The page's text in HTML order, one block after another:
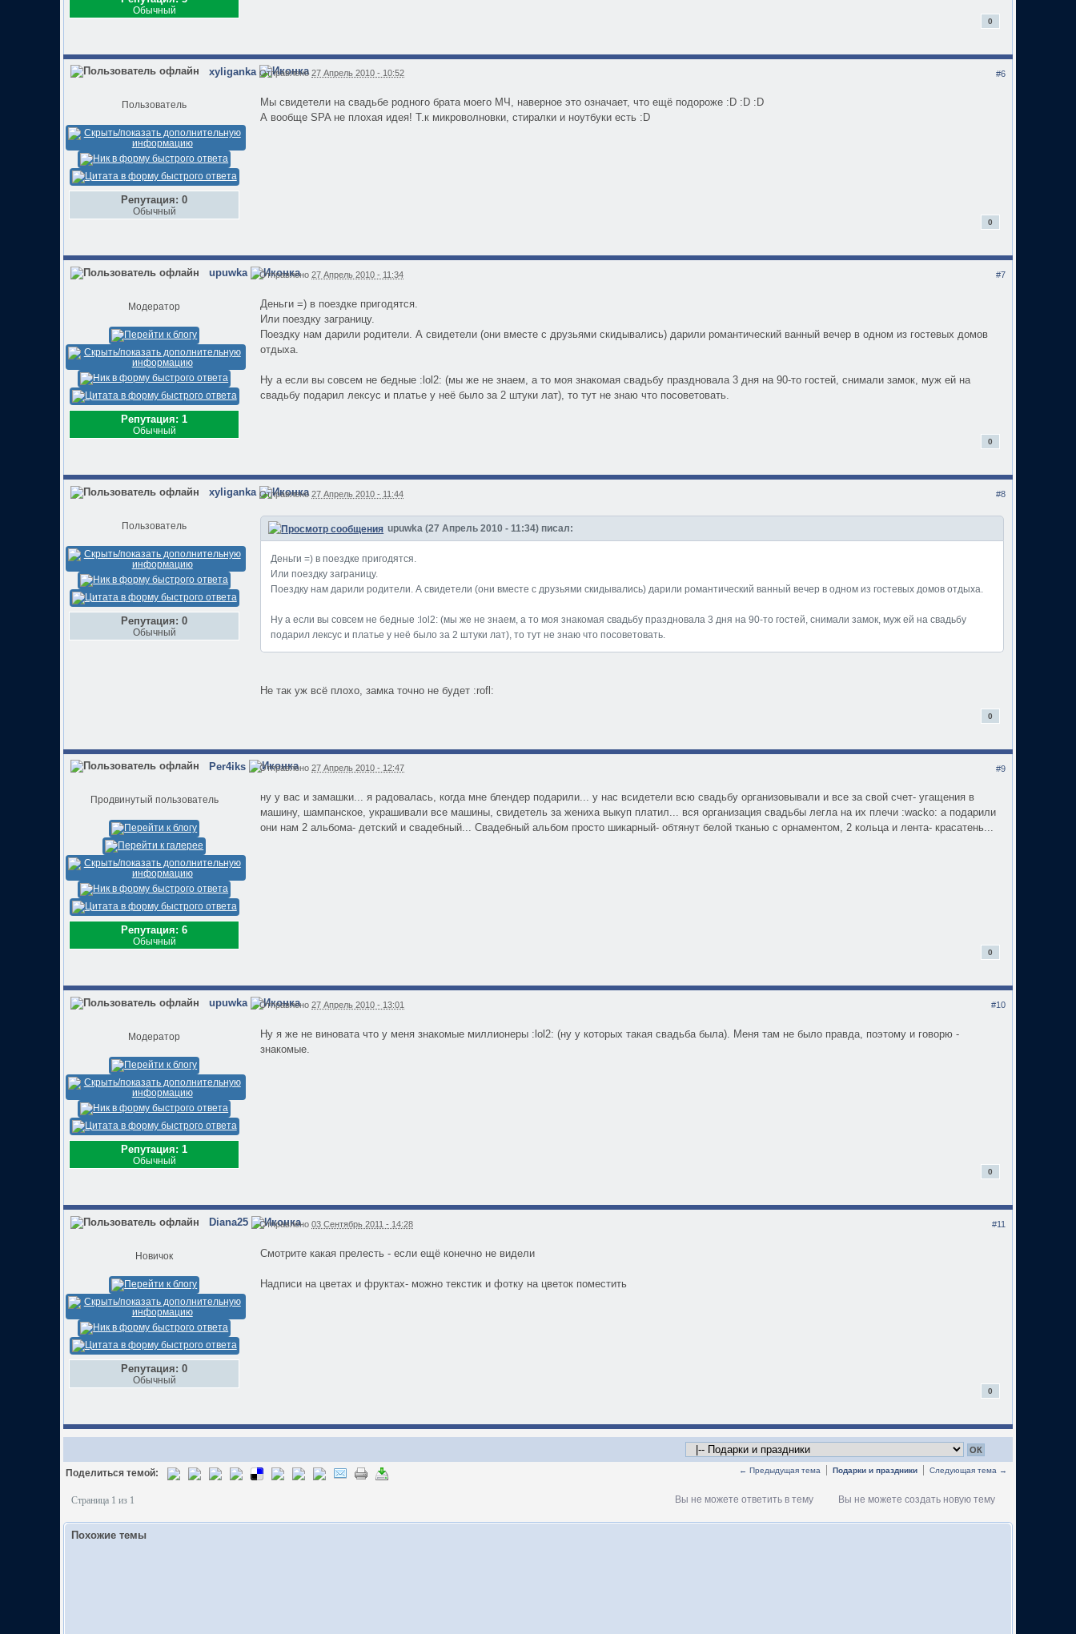
Обычный
0
#6
xyliganka
Пользователь
Репутация: 0
Обычный
Отправлено27 Апрель 2010 - 10:52
Мы свидетели на свадьбе родного брата моего МЧ, наверное это означает, что ещё подороже :D :D :D
А вообще SPA не плохая идея! Т.к микроволновки, стиралки и ноутбуки есть :D
0
#7
upuwka
Модератор
Репутация: 1
Обычный
Отправлено27 Апрель 2010 - 11:34
Деньги =) в поездке пригодятся.
Или поездку заграницу.
Поездку нам дарили родители. А свидетели (они вместе с друзьями скидывались) дарили романтический ванный вечер в одном из гостевых домов
отдыха.
Ну а если вы совсем не бедные :lol2: (мы же не знаем, а то моя знакомая свадьбу праздновала 3 дня на 90-то гостей, снимали замок, муж ей на
свадьбу подарил лексус и платье у неё было за 2 штуки лат), то тут не знаю что посоветовать.
0
#8
xyliganka
Пользователь
Репутация: 0
Обычный
Отправлено27 Апрель 2010 - 11:44
upuwka (27 Апрель 2010 - 11:34) писал:
Деньги =) в поездке пригодятся.
Или поездку заграницу.
Поездку нам дарили родители. А свидетели (они вместе с друзьями скидывались) дарили романтический ванный вечер в одном из гостевых домов отдыха.
Ну а если вы совсем не бедные :lol2: (мы же не знаем, а то моя знакомая свадьбу праздновала 3 дня на 90-то гостей, снимали замок, муж ей на свадьбу
подарил лексус и платье у неё было за 2 штуки лат), то тут не знаю что посоветовать.
Не так уж всё плохо, замка точно не будет :rofl:
0
#9
Per4iks
Продвинутый пользователь
Репутация: 6
Обычный
Отправлено27 Апрель 2010 - 12:47
ну у вас и замашки... я радовалась, когда мне блендер подарили... у нас всидетели всю свадьбу организовывали и все за свой счет- угащения в
машину, шампанское, украшивали все машины, свидетель за жениха выкуп платил... вся организация свадьбы легла на их плечи :wacko: а подарили
они нам 2 альбома- детский и свадебный... Свадебный альбом просто шикарный- обтянут белой тканью с орнаментом, 2 кольца и лента- красатень...
0
#10
upuwka
Модератор
Репутация: 1
Обычный
Отправлено27 Апрель 2010 - 13:01
Ну я же не виновата что у меня знакомые миллионеры :lol2: (ну у которых такая свадьба была). Меня там не было правда, поэтому и говорю -
знакомые.
0
#11
Diana25
Новичок
Репутация: 0
Обычный
Отправлено03 Сентябрь 2011 - 14:28
Смотрите какая прелесть - если ещё конечно не видели
Надписи на цветах и фруктах- можно текстик и фотку на цветок поместить
0
← Предыдущая тема Подарки и праздники Следующая тема →
Поделиться темой:
Страница 1 из 1 Вы не можете создать новую тему
Вы не можете ответить в тему
Похожие темы